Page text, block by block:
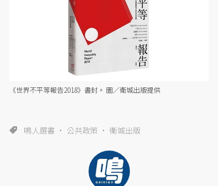
《世界不平等報告2018》書封。 圖／衛城出版提供
鳴人選書 公共政策 衛城出版